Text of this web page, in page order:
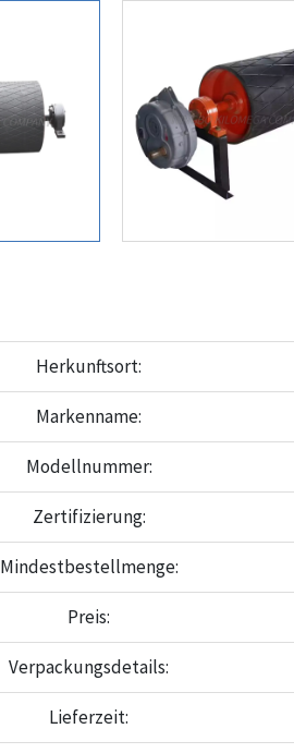
Herkunftsort:
Markenname:
Modellnummer:
Zertifizierung:
Mindestbestellmenge:
Preis:
Verpackungsdetails:
Lieferzeit: